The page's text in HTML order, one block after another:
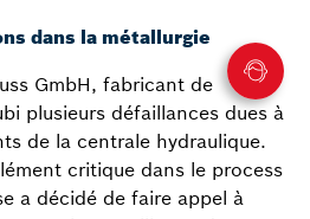
dans la métallurgie
GmbH, fabricant de
plusieurs défaillances dues à
de la centrale hydraulique.
critique dans le process
a décidé de faire appel à